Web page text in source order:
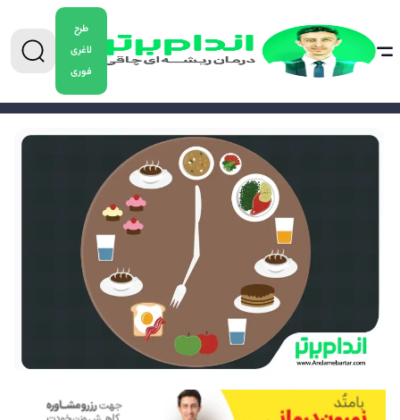
طرح
لاغری
فوری
0904-5478882